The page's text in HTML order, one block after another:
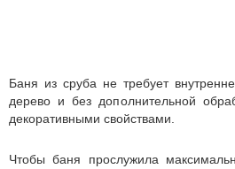
Баня из сруба не требует
дерево и без дополнительной
декоративными свойствами.
Чтобы баня прослужила